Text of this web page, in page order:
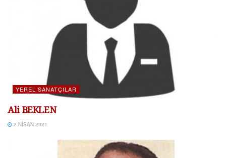
YEREL SANATÇILAR
Ali BEKLEN
2 NISAN 2021